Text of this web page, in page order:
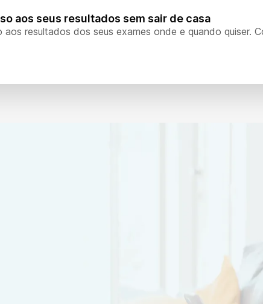
aos seus resultados sem sair de casa
aos resultados dos seus exames onde e quando quiser.